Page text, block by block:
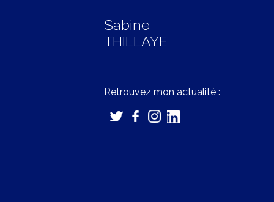
Sabine
THILLAYE
Retrouvez mon actualité :